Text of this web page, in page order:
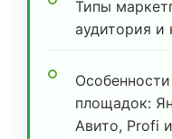
Типы
аудитория и
площадок:
Авито, Profi